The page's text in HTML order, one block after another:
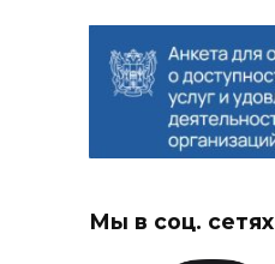
Мы в соц. сетях